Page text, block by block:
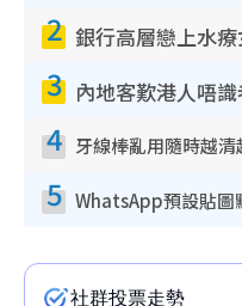
2
3
4
5